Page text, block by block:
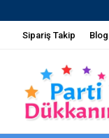
Sipariş Takip Blog